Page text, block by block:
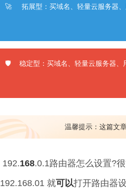
🚀
拓展型：买域名、轻量云服务器
🛡️
稳定型：买域名、轻量云服务器
温馨提示：这篇文
192.168.0.1路由器怎么设置?
192.168.01 就可以打开路由器